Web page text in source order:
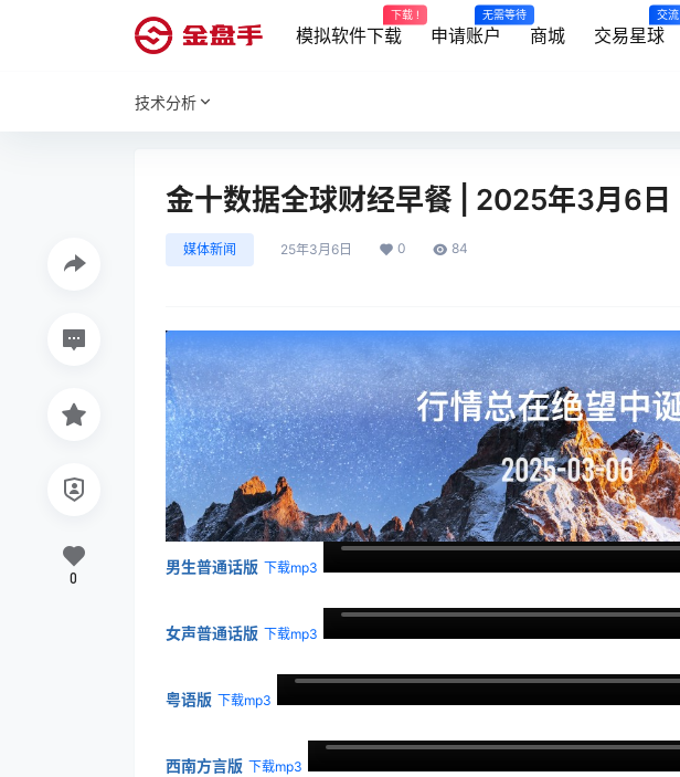
模拟软件下载
下载 !
申请账户
无需等待
商城 交易星球
交流
技术分析
金十数据全球财经早餐 | 2025年3月6日
媒体新闻 25年3月6日 0 84
男生普通话版 下载mp3
女声普通话版 下载mp3
粤语版 下载mp3
西南方言版 下载mp3
0